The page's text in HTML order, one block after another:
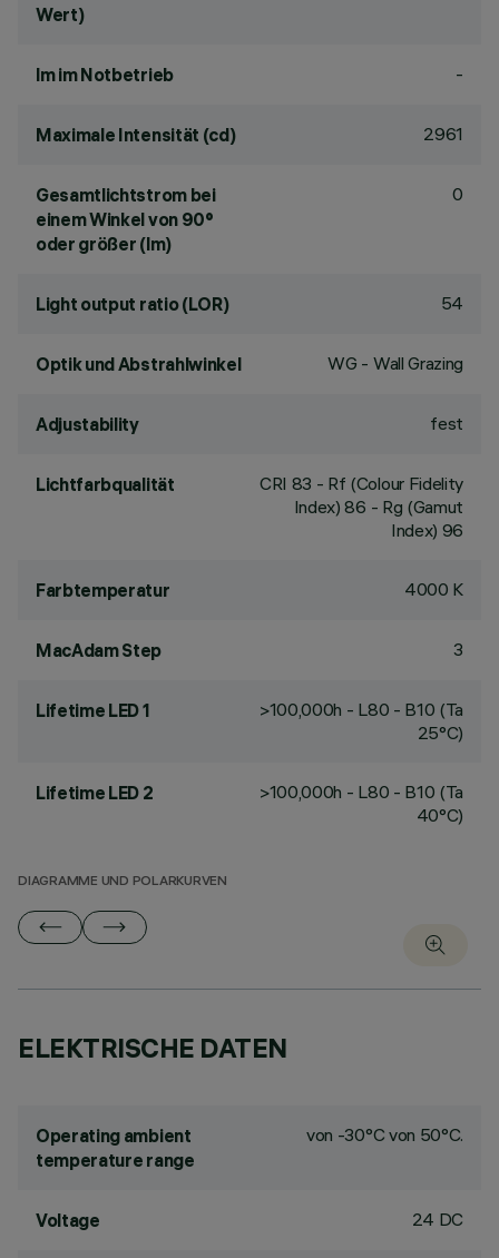
Wert)
lm im Notbetrieb -
Maximale Intensität (cd) 2961
Gesamtlichtstrom bei
einem Winkel von 90°
oder größer (lm)
0
Light output ratio (LOR) 54
Optik und Abstrahlwinkel WG - Wall Grazing
Adjustability fest
Lichtfarbqualität CRI 83 - Rf (Colour Fidelity
Index) 86 - Rg (Gamut
Index) 96
Farbtemperatur 4000 K
MacAdam Step 3
Lifetime LED 1
>100,000h - L80 - B10 (Ta
25°C)
Lifetime LED 2
>100,000h - L80 - B10 (Ta
40°C)
DIAGRAMME UND POLARKURVEN
ELEKTRISCHE DATEN
Operating ambient
temperature range
von -30°C von 50°C.
Voltage 24 DC